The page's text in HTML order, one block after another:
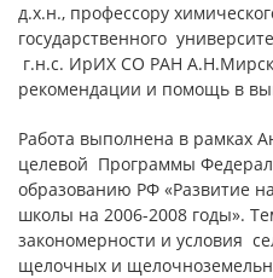
д.х.н., профессору
государственного
г.н.с. ИрИХ СО РАН
рекомендации и помощь в
Работа выполнена в рамках
целевой Программы
образованию РФ «Развитие
школы на 2006-2008 годы».
закономерности и условия
щелочных и